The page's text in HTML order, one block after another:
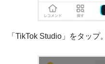
「TikTok Studio」をタップ。